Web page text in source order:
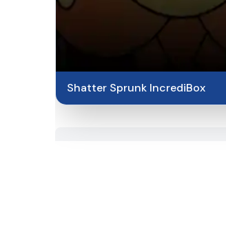
Shatter Sprunk IncrediBox